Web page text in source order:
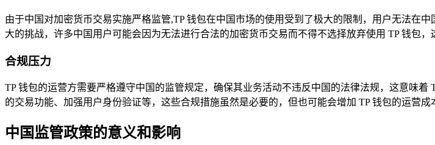
由于中国对加密货币交易实施严格监管,TP 钱包在中国市场的使用受到了极大的限制，用户无法在
大的挑战，许多中国用户可能会因为无法进行合法的加密货币交易而不得不选择放弃使用 TP 钱包，
合规压力
TP 钱包的运营方需要严格遵守中国的监管规定，确保其业务活动不违反中国的法律法规，这意味
的交易功能、加强用户身份验证等，这些合规措施虽然是必要的，但也可能会增加 TP 钱包的运营成
中国监管政策的意义和影响